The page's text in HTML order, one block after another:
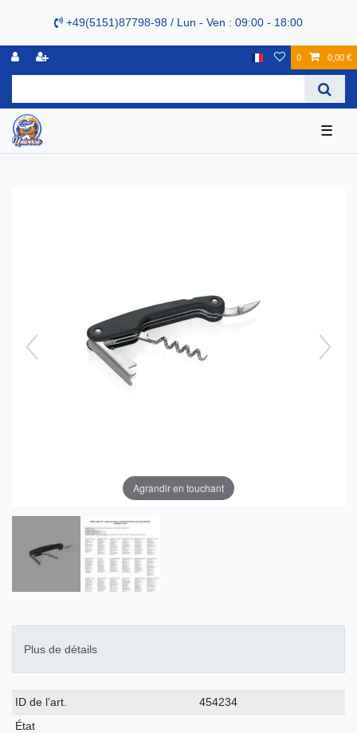
+49(5151)87798-98 / Lun - Ven : 09:00 - 18:00
0 0,00 €
☰
Agrandir en touchant
Plus de détails
Caractéristique
technique
Valeur
ID de l’art.
454234
État